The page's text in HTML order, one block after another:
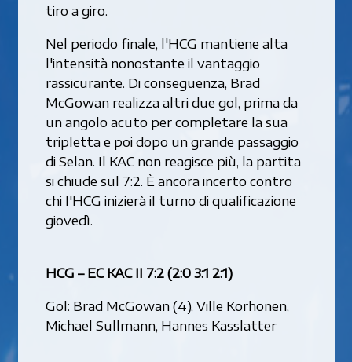
tiro a giro.
Nel periodo finale, l'HCG mantiene alta
l'intensità nonostante il vantaggio
rassicurante. Di conseguenza, Brad
McGowan realizza altri due gol, prima da
un angolo acuto per completare la sua
tripletta e poi dopo un grande passaggio
di Selan. Il KAC non reagisce più, la partita
si chiude sul 7:2. È ancora incerto contro
chi l'HCG inizierà il turno di qualificazione
giovedì.
HCG – EC KAC II 7:2 (2:0 3:1 2:1)
Gol: Brad McGowan (4), Ville Korhonen,
Michael Sullmann, Hannes Kasslatter